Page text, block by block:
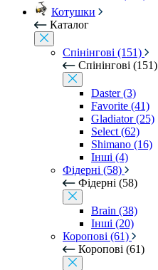
Котушки
Каталог
Спінінгові (151)
Спінінгові (151)
Daster (3)
Favorite (41)
Gladiator (25)
Select (62)
Shimano (16)
Інші (4)
Фідерні (58)
Фідерні (58)
Brain (38)
Інші (20)
Коропові (61)
Коропові (61)